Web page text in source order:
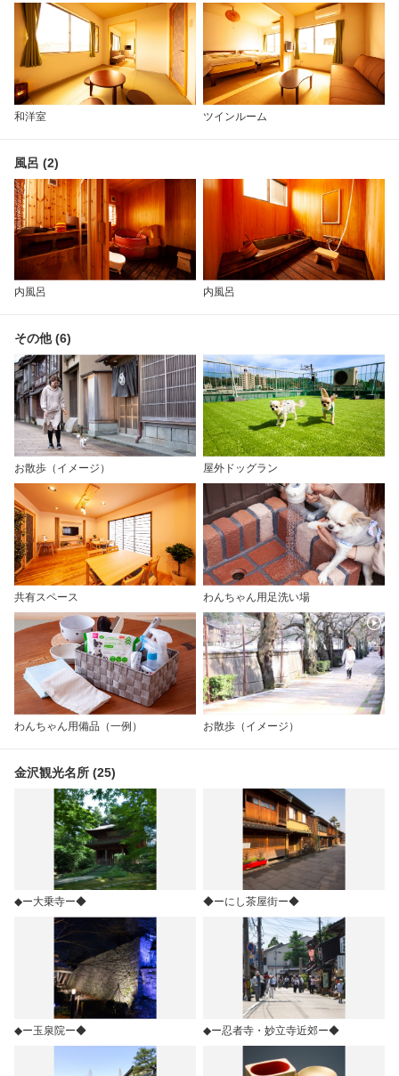
和洋室 ツインルーム
風呂 (2)
内風呂 内風呂
その他 (6)
お散歩（イメージ） 屋外ドッグラン
共有スペース わんちゃん用足洗い場
わんちゃん用備品（一例） お散歩（イメージ）
金沢観光名所 (25)
◆ー大乗寺ー◆ ◆ーにし茶屋街ー◆
◆ー玉泉院ー◆ ◆ー忍者寺・妙立寺近郊ー◆